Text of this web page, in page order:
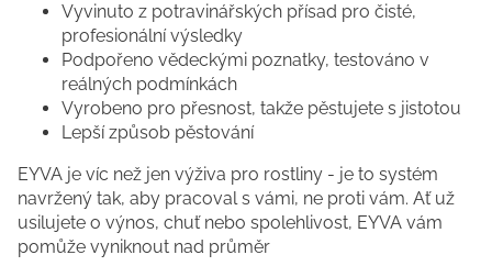
Vyvinuto z potravinářských přísad pro čisté,
profesionální výsledky
Podpořeno vědeckými poznatky, testováno v
reálných podmínkách
Vyrobeno pro přesnost, takže pěstujete s jistotou
Lepší způsob pěstování
EYVA je víc než jen výživa pro rostliny - je to systém
navržený tak, aby pracoval s vámi, ne proti vám. Ať už
usilujete o výnos, chuť nebo spolehlivost, EYVA vám
pomůže vyniknout nad průměr